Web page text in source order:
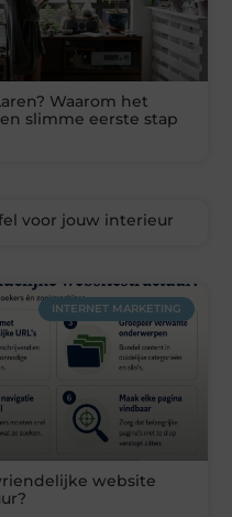
Waarom het
slimme eerste stap
voor jouw interieur
INTERNET MARKETING
website